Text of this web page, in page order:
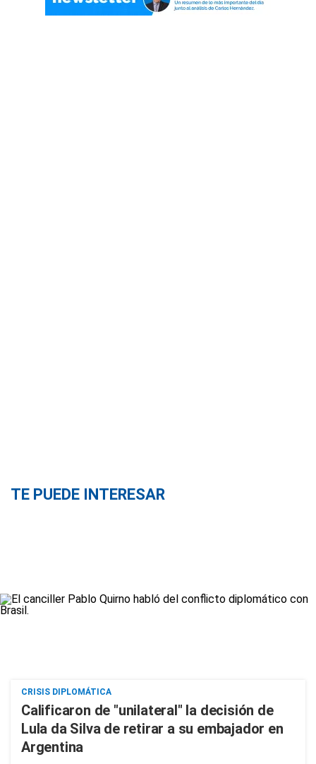
TE PUEDE INTERESAR
CRISIS DIPLOMÁTICA
Calificaron de "unilateral" la decisión de
Lula da Silva de retirar a su embajador en
Argentina